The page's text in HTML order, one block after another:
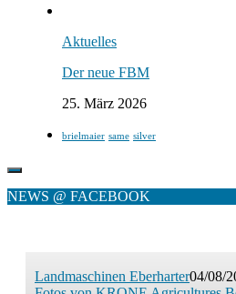
Aktuelles
Der neue FBM
25. März 2026
brielmaier same silver
NEWS @ FACEBOOK
Landmaschinen Eberharter04/08/